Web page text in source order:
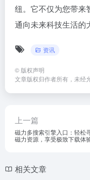
纽。它不仅为您带来
通向未来科技生活的
资讯
© 版权声明
文章版权归作者所有，未经
上一篇
磁力多搜索引擎入口：轻松
磁力资源，享受极致下载体
相关文章